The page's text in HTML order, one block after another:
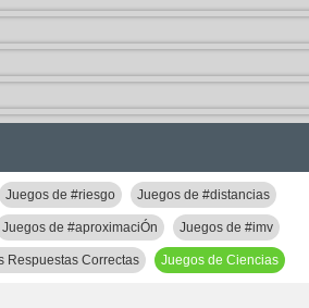
Juegos de #riesgo Juegos de #distancias
Juegos de #aproximaciÓn Juegos de #imv
Respuestas Correctas Juegos de Ciencias